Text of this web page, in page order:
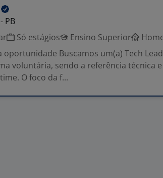
PB
Só estágios Ensino Superior
oportunidade Buscamos um(a) Tech
voluntária, sendo a referência técnica
O foco da f...